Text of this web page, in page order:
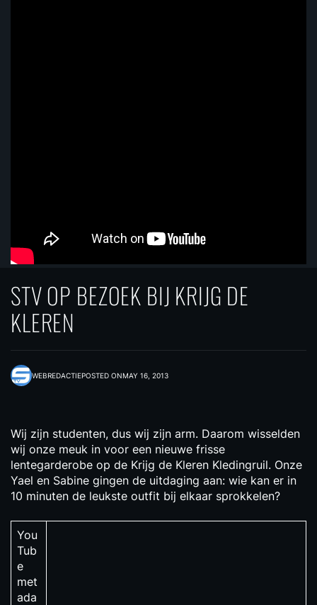
STV OP BEZOEK BIJ KRIJG DE
KLEREN
WEBREDACTIEPOSTED ONMAY 16, 2013
Wij zijn studenten, dus wij zijn arm. Daarom wisselden
wij onze meuk in voor een nieuwe frisse
lentegarderobe op de Krijg de Kleren Kledingruil. Onze
Yael en Sabine gingen de uitdaging aan: wie kan er in
10 minuten de leukste outfit bij elkaar sprokkelen?
You
Tub
e
met
ada